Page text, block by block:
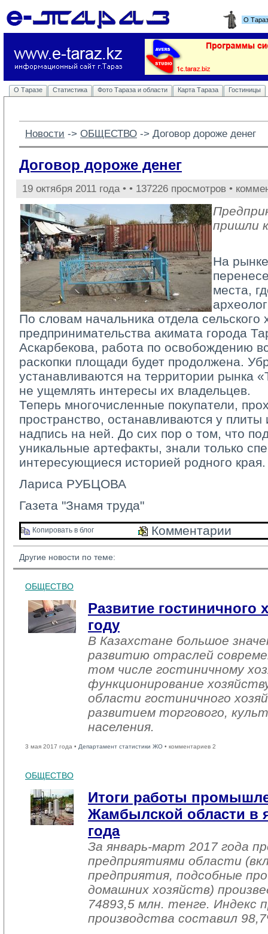
О
О Таразе Статистика Фото Тараза и области Карта Тараза Гостиницы
Новости -> ОБЩЕСТВО -> Договор дороже денег
Договор дороже денег
19 октября 2011 года • • 137226 просмотров •
пришли
На
места,
По словам начальника отдела сельского
предпринимательства акимата города
Аскарбекова, работа по освобождению
раскопки площади будет продолжена.
устанавливаются на территории рынка
не ущемлять интересы их владельцев.
Теперь многочисленные покупатели,
пространство, останавливаются у
надпись на ней. До сих пор о том, что
уникальные артефакты, знали только
интересующиеся историей родного края.
Лариса РУБЦОВА
Газета "Знамя труда"
Копировать в блог Комментарии
Другие новости по теме:
ОБЩЕСТВО
Развитие гостиничного
году
В Казахстане большое
развитию отраслей
том числе гостиничному
функционирование
области гостиничного
развитием торгового,
населения.
3 мая 2017 года • Департамент статистики ЖО • комментариев 2
ОБЩЕСТВО
Итоги работы
Жамбылской области в
года
За январь-март 2017 года
предприятиями области
предприятия, подсобные
домашних хозяйств)
74893,5 млн. тенге. Индекс
производства составил